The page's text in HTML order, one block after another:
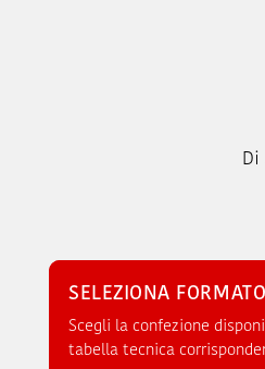
SELEZIONA FORMATO
Scegli la confezione
tabella tecnica